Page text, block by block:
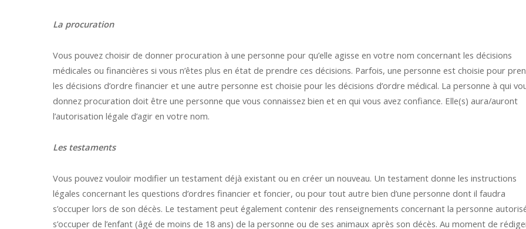
La procuration
Vous pouvez choisir de donner procuration à une personne pour qu’elle agisse en votre nom concernant les décisions
médicales ou financières si vous n’êtes plus en état de prendre ces décisions. Parfois, une personne est choisie pour
les décisions d’ordre financier et une autre personne est choisie pour les décisions d’ordre médical. La personne à qui
donnez procuration doit être une personne que vous connaissez bien et en qui vous avez confiance. Elle(s) aura/auront
l’autorisation légale d’agir en votre nom.
Les testaments
Vous pouvez vouloir modifier un testament déjà existant ou en créer un nouveau. Un testament donne les instructions
légales concernant les questions d’ordres financier et foncier, ou pour tout autre bien d’une personne dont il faudra
s’occuper lors de son décès. Le testament peut également contenir des renseignements concernant la personne
s’occuper de l’enfant (âgé de moins de 18 ans) de la personne ou de ses animaux après son décès. Au moment de